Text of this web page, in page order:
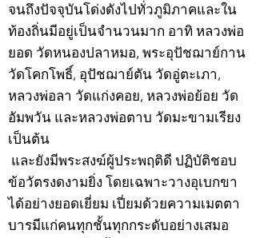
จนถึงปัจจุบันโด่งดังไปทั่วภูมิภาคและใน
ท้องถิ่นมีอยู่เป็นจำนวนมาก อาทิ หลวงพ่อ
ยอด วัดหนองปลาหมอ, พระอุปัชฌาย์กาน
วัดโคกโพธิ์, อุปัชฌาย์ตัน วัดอู่ตะเภา,
หลวงพ่อลา วัดแก่งคอย, หลวงพ่อย้อย วัด
อัมพวัน และหลวงพ่อตาบ วัดมะขามเรียง
เป็นต้น
และยังมีพระสงฆ์ผู้ประพฤติดี ปฏิบัติชอบ
ข้อวัตรงดงามยิ่ง โดยเฉพาะวางอุเบกขา
ได้อย่างยอดเยี่ยม เปี่ยมด้วยความเมตตา
บารมีแก่คนทุกชั้นทุกกระดับอย่างเสมอ